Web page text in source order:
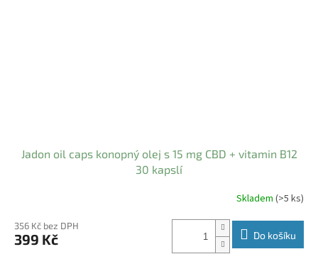
Jadon oil caps konopný olej s 15 mg CBD + vitamin B12
30 kapslí
produktu
je
Skladem(>5 ks)
356 Kč bez DPH
399 Kč Do košíku